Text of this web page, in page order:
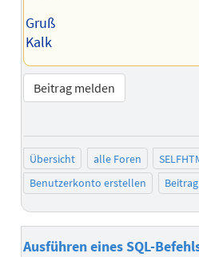
Gruß
Kalk
Beitrag melden
Übersicht alle Foren
Benutzerkonto erstellen
Ausführen eines SQL-